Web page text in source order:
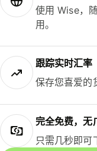
使用 Wise，
用。
跟踪实时汇率
保存您喜爱的
完全免费，无
只需几秒即可